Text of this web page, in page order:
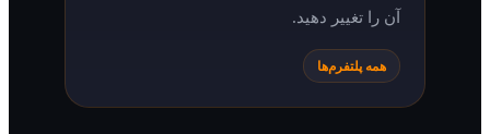
آن را تغییر دهید.
همه پلتفرم‌ها